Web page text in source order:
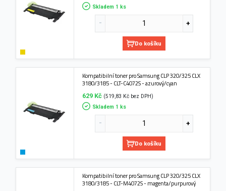
Skladem 1 ks
Do košíku
Kompatibilní toner pro Samsung CLP 320/325 CLX
3180/3185 - CLT-C4072S - azurový/cyan
629 Kč (519,83 Kč bez DPH)
Skladem 1 ks
Do košíku
Kompatibilní toner pro Samsung CLP 320/325 CLX
3180/3185 - CLT-M4072S - magenta/purpurový